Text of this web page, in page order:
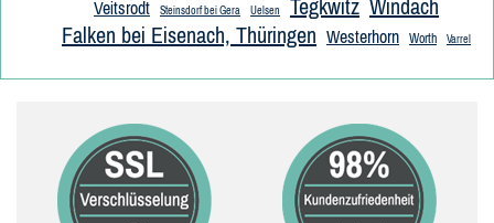
Veitsrodt Steinsdorf bei Gera Uelsen Tegkwitz Windach
Falken bei Eisenach, Thüringen Westerhorn Worth Varrel